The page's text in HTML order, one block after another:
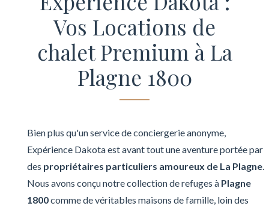
Vos Locations de
chalet Premium à La
Plagne 1800
Bien plus qu'un service de conciergerie anonyme,
Expérience Dakota est avant tout une aventure portée par
des propriétaires particuliers amoureux de La Plagne.
Nous avons conçu notre collection de refuges à Plagne
1800comme de véritables maisons de famille, loin des